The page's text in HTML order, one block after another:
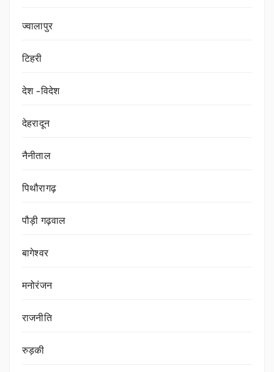
ज्वालापुर
टिहरी
देश -विदेश
देहरादून
नैनीताल
पिथौरागढ़
पौड़ी गढ़वाल
बागेश्वर
मनोरंजन
राजनीति
रुड़की